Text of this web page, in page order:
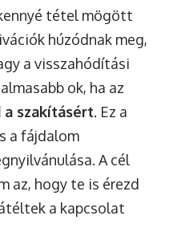
tétel mögött
húzódnak meg,
a visszahódítási
ok, ha az
szakításért. Ez a
a fájdalom
A cél
az, hogy te is érezd
a kapcsolat